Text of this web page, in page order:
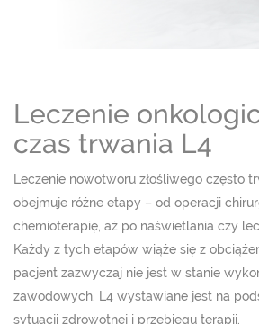
Leczenie
czas trwania L4
Leczenie nowotworu złośliwego często
obejmuje różne etapy – od operacji
chemioterapię, aż po naświetlania czy
Każdy z tych etapów wiąże się z
pacjent zazwyczaj nie jest w stanie
zawodowych. L4 wystawiane jest na
sytuacji zdrowotnej i przebiegu terapii.